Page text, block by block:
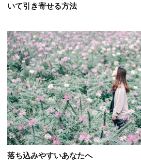
いて引き寄せる方法
落ち込みやすいあなたへ